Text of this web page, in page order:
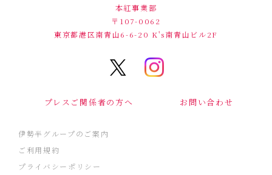
本紅事業部
〒107-0062
東京都港区南青山6-6-20 K's南青山ビル2F
プレスご関係者の方へ お問い合わせ
伊勢半グループのご案内
ご利用規約
プライバシーポリシー